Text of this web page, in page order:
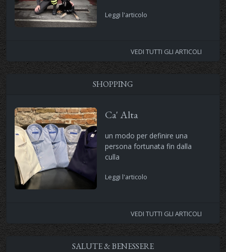
Leggi l'articolo
VEDI TUTTI GLI ARTICOLI
SHOPPING
Ca' Alta
un modo per definire una
persona fortunata fin dalla
culla
Leggi l'articolo
VEDI TUTTI GLI ARTICOLI
SALUTE & BENESSERE